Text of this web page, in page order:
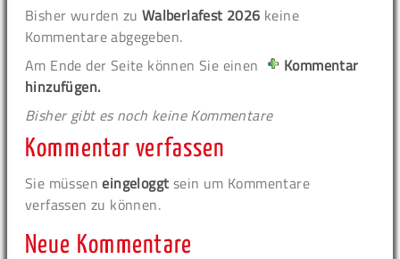
Bisher wurden zu Walberlafest 2026 keine
Kommentare abgegeben.
Am Ende der Seite können Sie einen
Kommentar
hinzufügen.
Bisher gibt es noch keine Kommentare
Kommentar verfassen
Sie müsseneingeloggt sein um Kommentare
verfassen zu können.
Neue Kommentare